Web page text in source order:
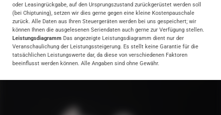
oder Leasingrückgabe, auf den Ursprungszustand zurückgerüstet werden soll
(bei Chiptuning), setzen wir dies gerne gegen eine kleine Kostenpauschale
zurück. Alle Daten aus Ihren Steuergeräten werden bei uns gespeichert; wir
können Ihnen die ausgelesenen Seriendaten auch gerne zur Verfügung stellen.
Leistungsdiagramm Das angezeigte Leistungsdiagramm dient nur der
Veranschaulichung der Leistungssteigerung. Es stellt keine Garantie für die
tatsächlichen Leistungswerte dar, da diese von verschiedenen Faktoren
beeinflusst werden können. Alle Angaben sind ohne Gewähr.